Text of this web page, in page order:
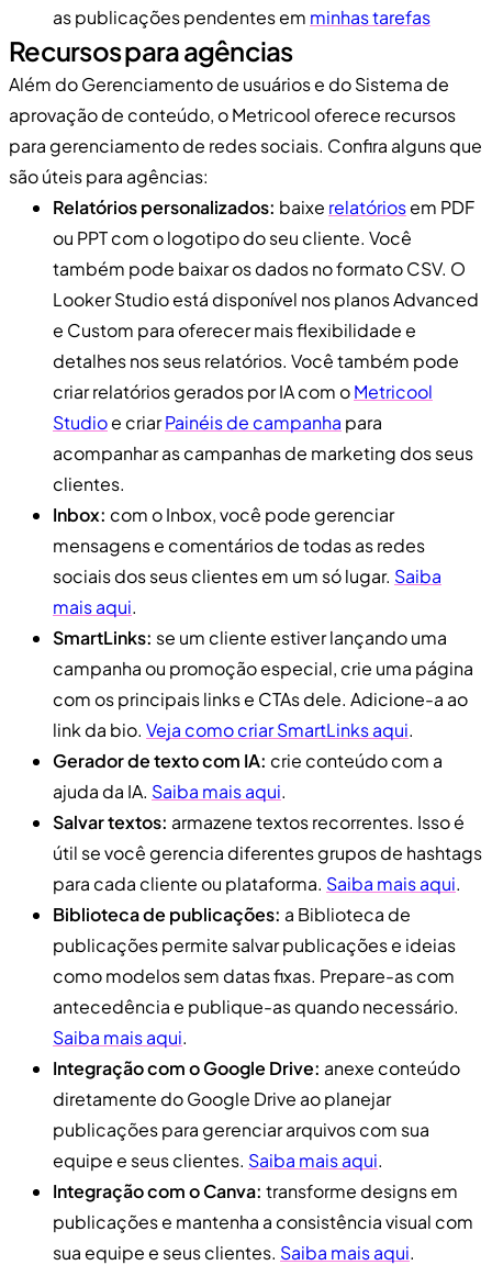
as publicações pendentes em minhas tarefas
Recursos para agências
Além do Gerenciamento de usuários e do Sistema de
aprovação de conteúdo, o Metricool oferece recursos
para gerenciamento de redes sociais. Confira alguns que
são úteis para agências:
Relatórios personalizados: baixe relatóriosem PDF
ou PPT com o logotipo do seu cliente. Você
também pode baixar os dados no formato CSV. O
Looker Studio está disponível nos planos Advanced
e Custom para oferecer mais flexibilidade e
detalhes nos seus relatórios. Você também pode
criar relatórios gerados por IA com oMetricool
Studioe criarPainéis de campanha para
acompanhar as campanhas de marketing dos seus
clientes.
Inbox: com o Inbox, você pode gerenciar
mensagens e comentários de todas as redes
sociais dos seus clientes em um só lugar. Saiba
mais aqui.
SmartLinks: se um cliente estiver lançando uma
campanha ou promoção especial, crie uma página
com os principais links e CTAs dele. Adicione-a ao
link da bio. Veja como criar SmartLinks aqui.
Gerador de texto com IA: crie conteúdo com a
ajuda da IA. Saiba mais aqui.
Salvar textos: armazene textos recorrentes. Isso é
útil se você gerencia diferentes grupos de hashtags
para cada cliente ou plataforma. Saiba mais aqui.
Biblioteca de publicações: a Biblioteca de
publicações permite salvar publicações e ideias
como modelos sem datas fixas. Prepare-as com
antecedência e publique-as quando necessário.
Saiba mais aqui.
Integração com o Google Drive: anexe conteúdo
diretamente do Google Drive ao planejar
publicações para gerenciar arquivos com sua
equipe e seus clientes. Saiba mais aqui.
Integração com o Canva: transforme designs em
publicações e mantenha a consistência visual com
sua equipe e seus clientes. Saiba mais aqui.